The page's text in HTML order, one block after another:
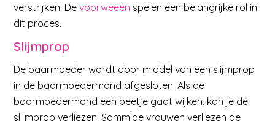
verstrijken. Devoorweeën spelen een belangrijke rol in
dit proces.
Slijmprop
De baarmoeder wordt door middel van een slijmprop
in de baarmoedermond afgesloten. Als de
baarmoedermond een beetje gaat wijken, kan je de
slijmprop verliezen. Sommige vrouwen verliezen de